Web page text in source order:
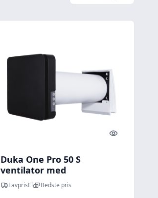
Quick look
Duka One Pro 50 S
ventilator med
varmegenvinding Ø160
mm, sort
LavprisEl Bedste pris